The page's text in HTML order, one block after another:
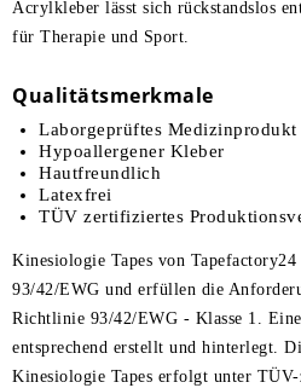
Acrylkleber lässt sich rückstandslos
für Therapie und Sport.
Qualitätsmerkmale
Laborgeprüftes Medizinprodukt
Hypoallergener Kleber
Hautfreundlich
Latexfrei
TÜV zertifiziertes
Kinesiologie Tapes von
93/42/EWG und erfüllen die
Richtlinie 93/42/EWG - Klasse 1.
entsprechend erstellt und hinterlegt.
Kinesiologie Tapes erfolgt unter